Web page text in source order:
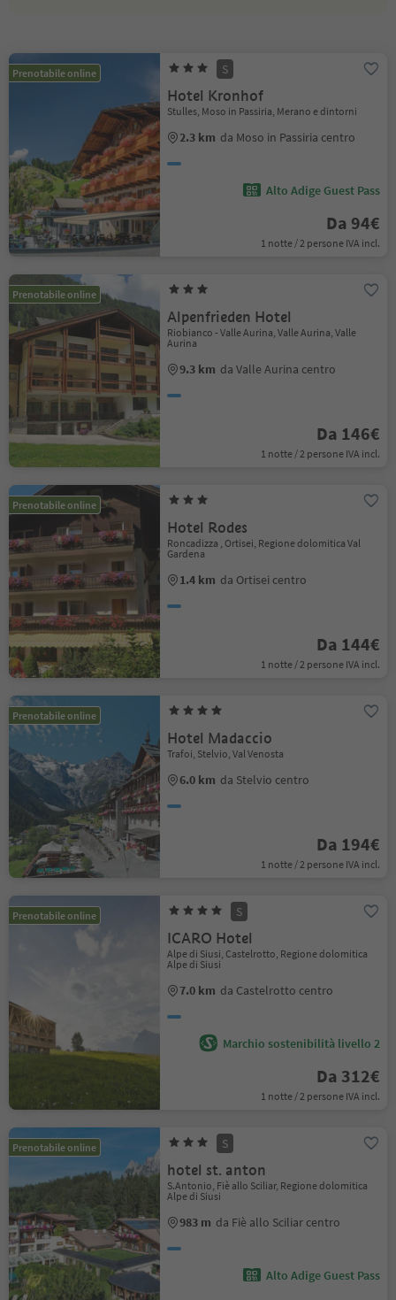
Prenotabile online S
Hotel Kronhof
Stulles, Moso in Passiria, Merano e dintorni
2.3 km da Moso in Passiria centro
Alto Adige Guest Pass
Da 94€
1 notte / 2 persone IVA incl.
Prenotabile online
Alpenfrieden Hotel
Riobianco - Valle Aurina, Valle Aurina, Valle
Aurina
9.3 km da Valle Aurina centro
Da 146€
1 notte / 2 persone IVA incl.
Prenotabile online
Hotel Rodes
Roncadizza , Ortisei, Regione dolomitica Val
Gardena
1.4 km da Ortisei centro
Da 144€
1 notte / 2 persone IVA incl.
Prenotabile online
Hotel Madaccio
Trafoi, Stelvio, Val Venosta
6.0 km da Stelvio centro
Da 194€
1 notte / 2 persone IVA incl.
Prenotabile online S
ICARO Hotel
Alpe di Siusi, Castelrotto, Regione dolomitica
Alpe di Siusi
7.0 km da Castelrotto centro
Marchio sostenibilità livello 2
Da 312€
1 notte / 2 persone IVA incl.
Prenotabile online S
hotel st. anton
S.Antonio, Fiè allo Sciliar, Regione dolomitica
Alpe di Siusi
983 m da Fiè allo Sciliar centro
Alto Adige Guest Pass